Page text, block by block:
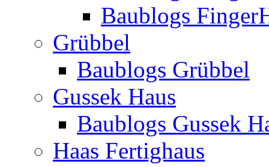
Baublogs
Grübbel
Baublogs Grübbel
Gussek Haus
Baublogs Gussek
Haas Fertighaus